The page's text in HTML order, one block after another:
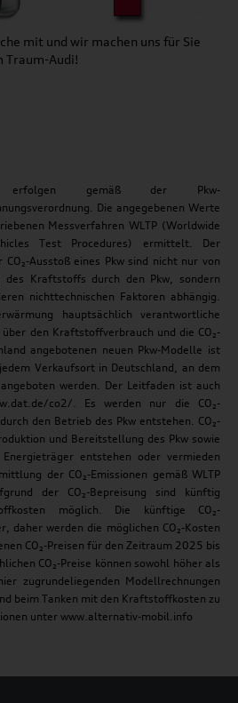
mit und wir machen uns für Sie
Traum-Audi!
erfolgen gemäß der Pkw-
Die angegebenen Werte
Messverfahren WLTP (Worldwide
Test Procedures) ermittelt. Der
Ausstoß eines Pkw sind nicht nur von
des Kraftstoffs durch den Pkw, sondern
nichttechnischen Faktoren abhängig.
hauptsächlich verantwortliche
den Kraftstoffverbrauch und die CO₂-
angebotenen neuen Pkw-Modelle ist
Verkaufsort in Deutschland, an dem
werden. Der Leitfaden ist auch
co2/. Es werden nur die CO₂-
den Betrieb des Pkw entstehen. CO₂-
und Bereitstellung des Pkw sowie
entstehen oder vermieden
der CO₂-Emissionen gemäß WLTP
der CO₂-Bepreisung sind künftig
möglich. Die künftige CO₂-
daher werden die möglichen CO₂-Kosten
CO₂-Preisen für den Zeitraum 2025 bis
CO₂-Preise können sowohl höher als
zugrundeliegenden Modellrechnungen
beim Tanken mit den Kraftstoffkosten zu
unter www.alternativ-mobil.info